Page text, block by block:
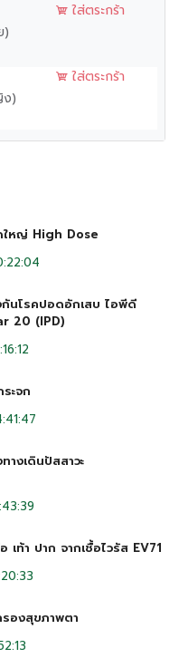
)
ใส่ตระกร้า
ง)
ใส่ตระกร้า
ใหญ่ High Dose
นโรคปอดอักเสบ ไอพีดี
20 (IPD)
ะจก
างเดินปัสสาวะ
ท้า ปาก จากเชื้อไวรัส EV71
องสุขภาพตา